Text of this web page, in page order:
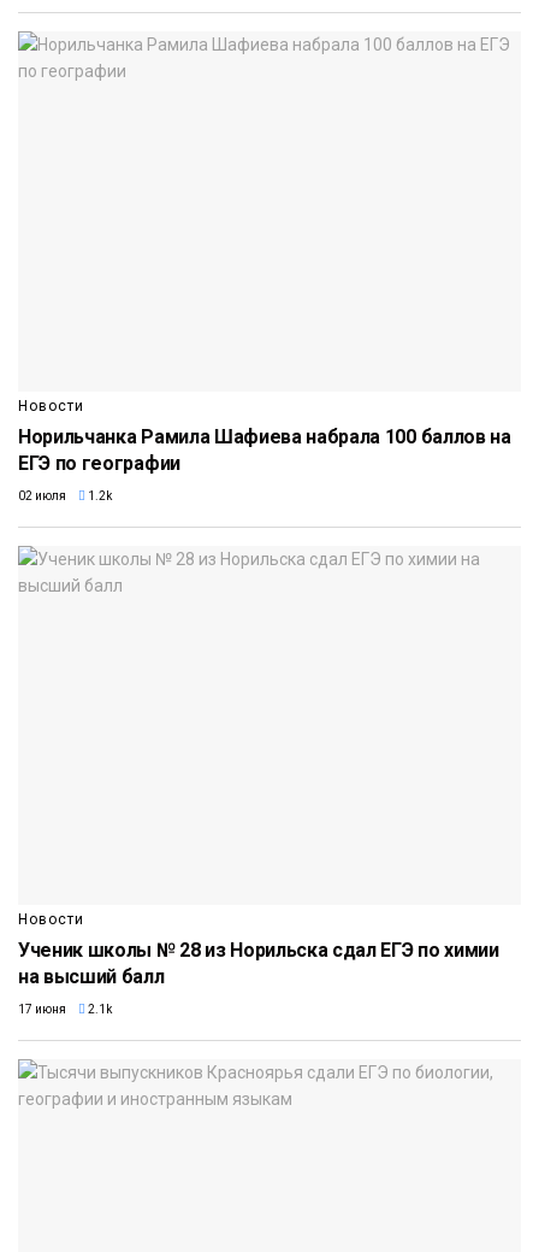
Новости
Норильчанка Рамила Шафиева набрала 100 баллов на
ЕГЭ по географии
02 июля 1.2k
Новости
Ученик школы № 28 из Норильска сдал ЕГЭ по химии
на высший балл
17 июня 2.1k